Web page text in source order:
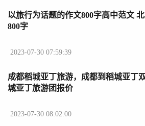
以旅行为话题的作文800字高中范文
800字
2023-07-30 07:59:39
成都稻城亚丁旅游，成都到稻城亚丁
城亚丁旅游团报价
2023-07-30 08:02:00